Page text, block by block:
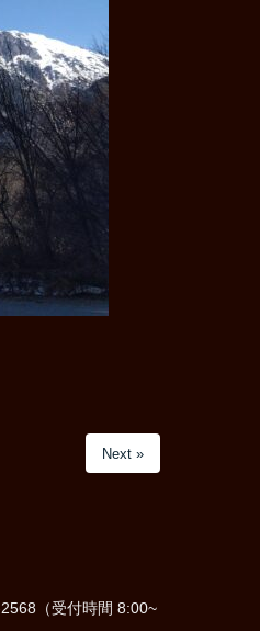
Next »
（受付時間 8:00~